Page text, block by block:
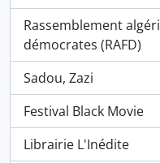
Rassemblement
démocrates (RAFD)
, 3 résultats
Sadou, Zazi
, 3 résultats
Festival Black Movie
, 3 résultats
Librairie L'Inédite
, 2 résultats